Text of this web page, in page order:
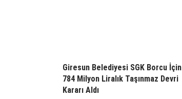
Giresun Belediyesi SGK Borcu İçin
784 Milyon Liralık Taşınmaz Devri
Kararı Aldı